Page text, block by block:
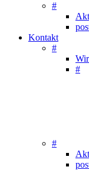
#
Kontakt
#
#
#